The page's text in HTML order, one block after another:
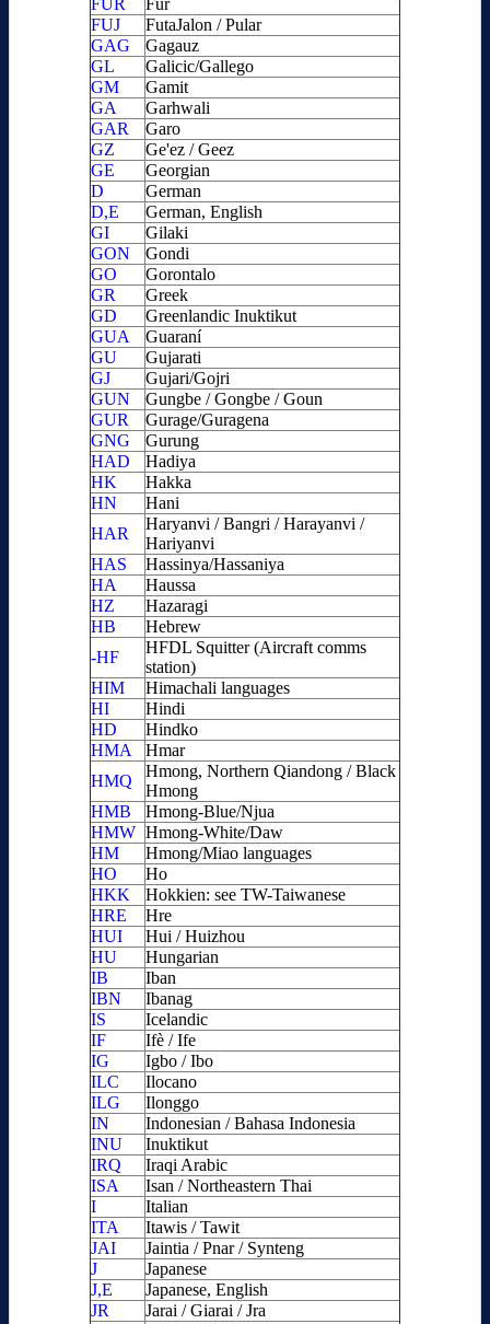
FUR
Fur
FUJ
FutaJalon / Pular
GAG
Gagauz
GL
Galicic/Gallego
GM
Gamit
GA
Garhwali
GAR
Garo
GZ
Ge'ez / Geez
GE
Georgian
D
German
D,E
German, English
GI
Gilaki
GON
Gondi
GO
Gorontalo
GR
Greek
GD
Greenlandic Inuktikut
GUA
Guaraní
GU
Gujarati
GJ
Gujari/Gojri
GUN
Gungbe / Gongbe / Goun
GUR
Gurage/Guragena
GNG
Gurung
HAD
Hadiya
HK
Hakka
HN
Hani
HAR
Haryanvi / Bangri / Harayanvi /
Hariyanvi
HAS
Hassinya/Hassaniya
HA
Haussa
HZ
Hazaragi
HB
Hebrew
-HF
HFDL Squitter (Aircraft comms
station)
HIM
Himachali languages
HI
Hindi
HD
Hindko
HMA
Hmar
HMQ
Hmong, Northern Qiandong / Black
Hmong
HMB
Hmong-Blue/Njua
HMW Hmong-White/Daw
HM
Hmong/Miao languages
HO
Ho
HKK
Hokkien: see TW-Taiwanese
HRE
Hre
HUI
Hui / Huizhou
HU
Hungarian
IB
Iban
IBN
Ibanag
IS
Icelandic
IF
Ifè / Ife
IG
Igbo / Ibo
ILC
Ilocano
ILG
Ilonggo
IN
Indonesian / Bahasa Indonesia
INU
Inuktikut
IRQ
Iraqi Arabic
ISA
Isan / Northeastern Thai
I
Italian
ITA
Itawis / Tawit
JAI
Jaintia / Pnar / Synteng
J
Japanese
J,E
Japanese, English
JR
Jarai / Giarai / Jra